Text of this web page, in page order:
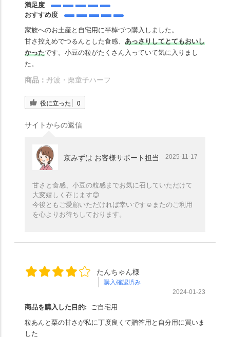
満足度
おすすめ度
家族へのお土産と自宅用に半棹づつ購入しました。
甘さ控えめでつるんとした食感、 あっさりしてとてもおいし
かったです。小豆の粒がたくさん入っていて気に入りまし
た。
商品： 丹波・栗童子ハーフ
役に立った 0
サイトからの返信
京みずは お客様サポート担当 2025-11-17
甘さと食感、小豆の粒感までお気に召していただけて
大変嬉しく存じます😊
今後ともご愛顧いただければ幸いです☺️またのご利用
を心よりお待ちしております。
たんちゃん様
購入確認済み
2024-01-23
商品を購入した目的:
ご自宅用
粒あんと栗の甘さが私に丁度良くて贈答用と自分用に買いま
した